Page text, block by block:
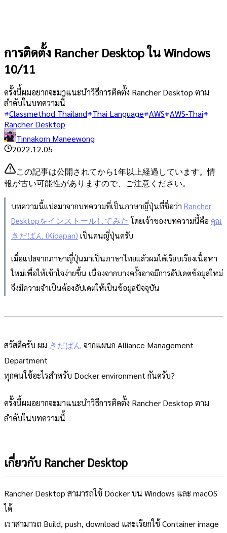
การติดตั้ง Rancher Desktop ใน Windows
10/11
ครั้งนี้ผมอยากจะมาแนะนำวิธีการติดตั้ง Rancher Desktop ตาม
ลำดับในบทความนี้
Classmethod Thailand Thai Language AWS AWS-Thai
Rancher Desktop
Tinnakorn Maneewong
2022.12.05
この記事は公開されてから1年以上経過しています。情
報が古い可能性がありますので、ご注意ください。
บทความนี้แปลมาจากบทความที่เป็นภาษาญี่ปุ่นที่ชื่อว่า Rancher
Desktopをインストールしてみた โดยเจ้าของบทความนี้คือ คุณ
きだぱん (Kidapan) เป็นคนญี่ปุ่นครับ
เมื่อแปลจากภาษาญี่ปุ่นมาเป็นภาษาไทยแล้วผมได้เรียบเรียงเนื้อหา
ใหม่เพื่อให้เข้าใจง่ายขึ้น เนื่องจากบางครั้งอาจมีการอัปเดตข้อมูลใหม่
จึงมีความจำเป็นต้องอัปเดตให้เป็นข้อมูลปัจจุบัน
สวัสดีครับ ผม きだぱん จากแผนก Alliance Management
Department
ทุกคนใช้อะไรสำหรับ Docker environment กันครับ?
ครั้งนี้ผมอยากจะมาแนะนำวิธีการติดตั้ง Rancher Desktop ตาม
ลำดับในบทความนี้
เกี่ยวกับ Rancher Desktop
Rancher Desktop สามารถใช้ Docker บน Windows และ macOS
ได้
เราสามารถ Build, push, download และเรียกใช้ Container image